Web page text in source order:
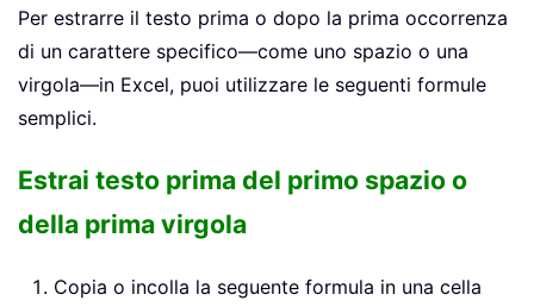
Per estrarre il testo prima o dopo la prima occorrenza
di un carattere specifico—come uno spazio o una
virgola—in Excel, puoi utilizzare le seguenti formule
semplici.
Estrai testo prima del primo spazio o
della prima virgola
Copia o incolla la seguente formula in una cella